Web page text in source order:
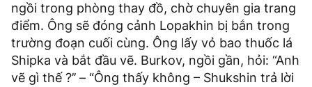
ngồi trong phòng thay đồ, chờ chuyên gia trang
điểm. Ông sẽ đóng cảnh Lopakhin bị bắn trong
trường đoạn cuối cùng. Ông lấy vỏ bao thuốc lá
Shipka và bắt đầu vẽ. Burkov, ngồi gần, hỏi: “Anh
vẽ gì thế ?’’ – “Ông thấy không – Shukshin trả lời